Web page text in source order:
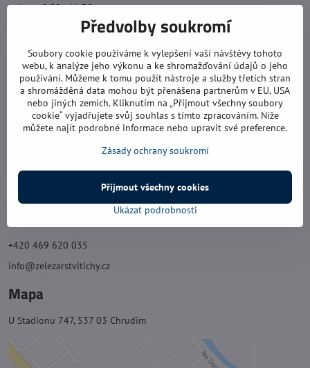
sobota: 8:00 - 11:30
Náš obchod
O nás
Kontaktní formulář
+420 469 620 035
info@zelezarstvitichy.cz
Mapa
U Stadionu 747, 537 03 Chrudim
Předvolby soukromí
Soubory cookie používáme k vylepšení vaší návštěvy tohoto
webu, k analýze jeho výkonu a ke shromažďování údajů o jeho
používání. Můžeme k tomu použít nástroje a služby třetích stran
a shromážděná data mohou být přenášena partnerům v EU, USA
nebo jiných zemích. Kliknutím na „Přijmout všechny soubory
cookie“ vyjadřujete svůj souhlas s tímto zpracováním. Níže
můžete najít podrobné informace nebo upravit své preference.
Zásady ochrany soukromí
Ukázat podrobnosti
Přijmout všechny cookies